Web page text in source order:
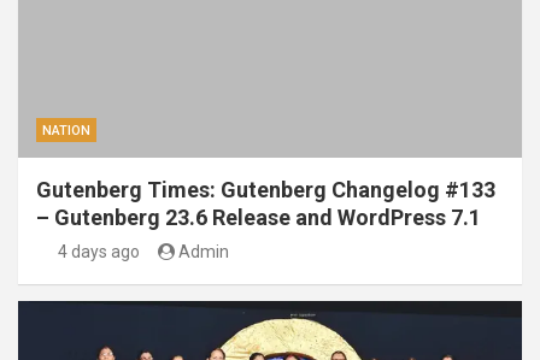
NATION
Gutenberg Times: Gutenberg Changelog #133
– Gutenberg 23.6 Release and WordPress 7.1
4 days ago Admin